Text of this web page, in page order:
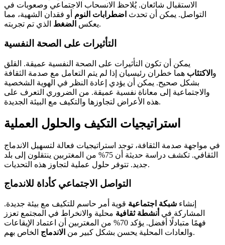
الاستقبال شائعان. يُلاحظ الانسحاب الاجتماعي وصعوبات في
التواصل. يمكن أن تحدث اضطرابات النوم أو فقدان الشهية، مما
يعكس الضغط الذي تم تجربته.
التأثيرات على الصحة النفسية
يمكن أن تكون التأثيرات على الصحة النفسية عميقة. القلق
و الاكتئاب هما خطران رئيسيان إذا لم يتم التعامل مع صدمة الثقافة
بشكل صحيح. يمكن أن يؤدي إعادة النظر في الهوية الشخصية
والاجتماعية إلى معاناة نفسية عميقة. من الضروري التعرف على
هذه الأعراض لتجاوزها والتكيف مع البيئة الجديدة.
استراتيجيات التكيف والحلول العملية
في مواجهة صدمة الثقافة، توجد استراتيجيات فعالة لتسهيل الاندماج
الثقافي. تكشف دراسة حديثة أن 75% من المغتربين ينتقلون إلى بلد
جديد. تتوفر حلول عملية لتجاوز هذه التحديات.
التواصل الاجتماعي كأداة للاندماج
إنشاء شبكة اجتماعية قوية أمر حاسم للتكيف مع بيئة جديدة.
المشاركة في أنشطة ثقافية محلية والانخراط في المجتمع تعزز
فهمًا متبادلًا أفضل. يؤكد 70% من المغتربين أن اعتماد الإيقاعات
والعادات المحلية يحسن بشكل كبير من الاندماج الخاص بهم.